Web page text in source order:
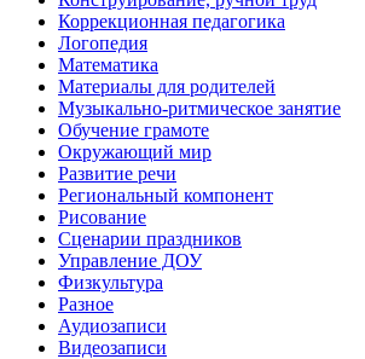
Коррекционная педагогика
Логопедия
Математика
Материалы для родителей
Музыкально-ритмическое занятие
Обучение грамоте
Окружающий мир
Развитие речи
Региональный компонент
Рисование
Сценарии праздников
Управление ДОУ
Физкультура
Разное
Аудиозаписи
Видеозаписи